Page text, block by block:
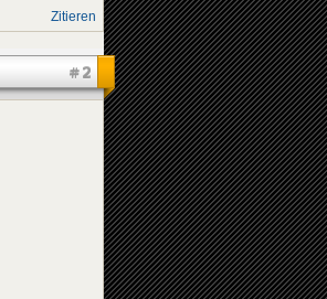
Zitieren
#2